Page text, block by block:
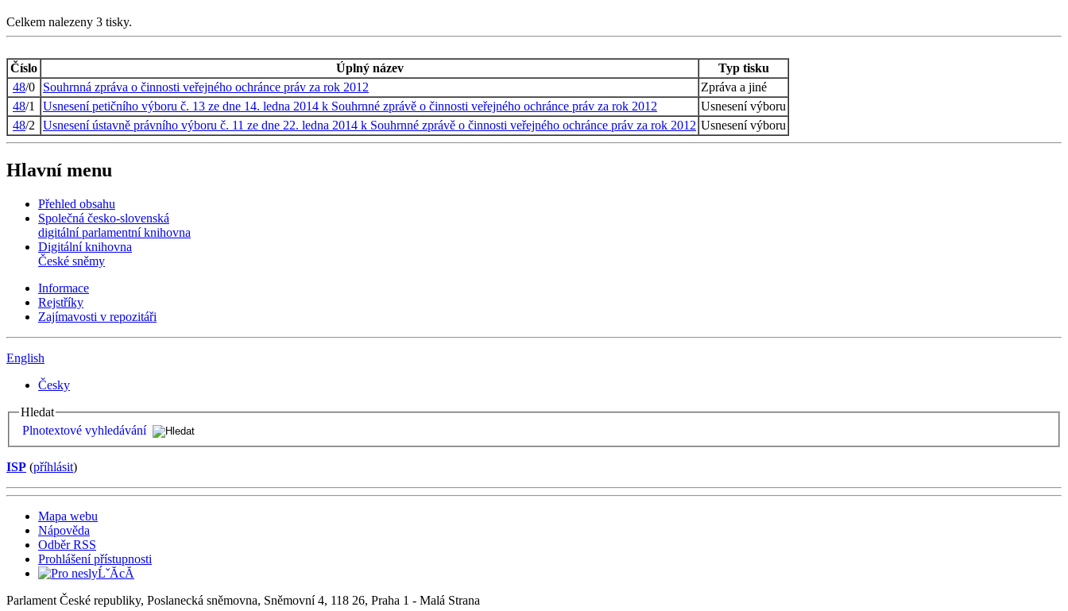
Celkem nalezeny 3 tisky.
Číslo Úplný název
Typ tisku
48/0 Souhrnná zpráva o činnosti veřejného ochránce práv za rok 2012
Zpráva a jiné
48/1 Usnesení petičního výboru č. 13 ze dne 14. ledna 2014 k Souhrnné zprávě o činnosti veřejného ochránce práv za rok 2012
Usnesení výboru
48/2 Usnesení ústavně právního výboru č. 11 ze dne 22. ledna 2014 k Souhrnné zprávě o činnosti veřejného ochránce práv za rok 2012 Usnesení výboru
Hlavní menu
Přehled obsahu
Společná česko-slovenská
digitální parlamentní knihovna
Digitální knihovna
České sněmy
Informace
Rejstříky
Zajímavosti v repozitáři
English
Česky
Hledat
Plnotextové vyhledávání
ISP (příhlásit)
Mapa webu
Nápověda
Odběr RSS
Prohlášení přístupnosti
Parlament České republiky, Poslanecká sněmovna, Sněmovní 4, 118 26, Praha 1 - Malá Strana